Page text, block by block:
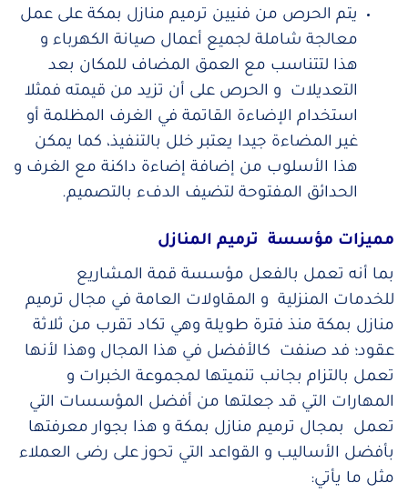
يتم الحرص من فنيين ترميم منازل بمكة على عمل
معالجة شاملة لجميع أعمال صيانة الكهرباء و
هذا لتتناسب مع العمق المضاف للمكان بعد
التعديلات و الحرص على أن تزيد من قيمته فمثلا
استخدام الإضاءة القاتمة في الغرف المظلمة أو
غير المضاءة جيدا يعتبر خلل بالتنفيذ، كما يمكن
هذا الأسلوب من إضافة إضاءة داكنة مع الغرف و
الحدائق المفتوحة لتضيف الدفء بالتصميم.
مميزات مؤسسة ترميم المنازل
بما أنه تعمل بالفعل مؤسسة قمة المشاريع
للخدمات المنزلية و المقاولات العامة في مجال ترميم
منازل بمكة منذ فترة طويلة وهي تكاد تقرب من ثلاثة
عقود؛ فد صنفت كالأفضل في هذا المجال وهذا لأنها
تعمل بالتزام بجانب تنميتها لمجموعة الخبرات و
المهارات التي قد جعلتها من أفضل المؤسسات التي
تعمل بمجال ترميم منازل بمكة و هذا بجوار معرفتها
بأفضل الأساليب و القواعد التي تحوز على رضى العملاء
مثل ما يأتي: